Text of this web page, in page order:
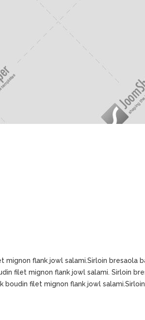
flank jowl salami.Sirloin
filet mignon flank jowl salami. Sirloin
filet mignon flank jowl